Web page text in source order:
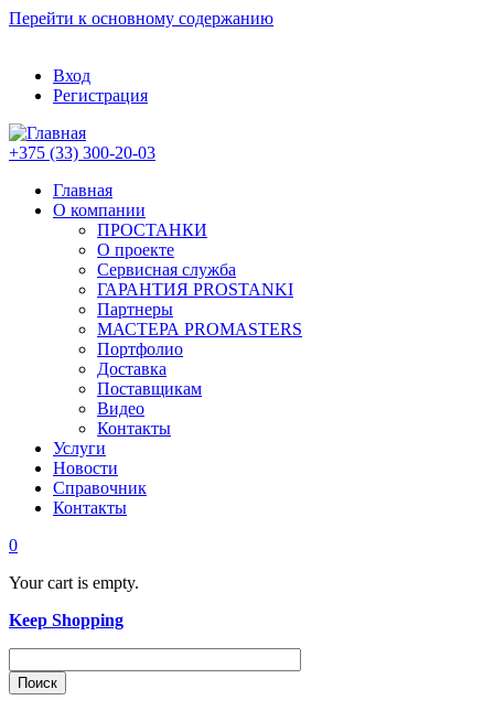
Перейти к основному содержанию
Вход
Регистрация
+375 (33) 300-20-03
Главная
О компании
ПРОСТАНКИ
О проекте
Сервисная служба
ГАРАНТИЯ PROSTANKI
Партнеры
МАСТЕРА PROMASTERS
Портфолио
Доставка
Поставщикам
Видео
Контакты
Услуги
Новости
Справочник
Контакты
0
Your cart is empty.
Keep Shopping